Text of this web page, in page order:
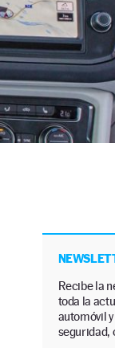
Recibe la
toda la
automóvil
seguridad,